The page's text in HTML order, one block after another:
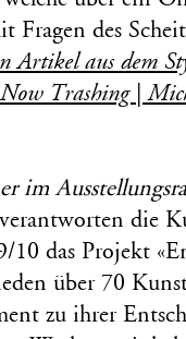
des
Artikel aus dem
Trashing |
im
die
10 das Projekt
über 70
zu ihrer